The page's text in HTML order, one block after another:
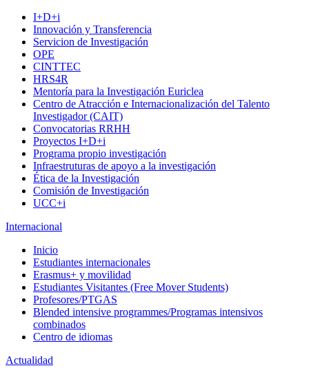
I+D+i
Innovación y Transferencia
Servicion de Investigación
OPE
CINTTEC
HRS4R
Mentoría para la Investigación Euriclea
Centro de Atracción e Internacionalización del Talento
Investigador (CAIT)
Convocatorias RRHH
Proyectos I+D+i
Programa propio investigación
Infraestruturas de apoyo a la investigación
Ética de la Investigación
Comisión de Investigación
UCC+i
Internacional
Inicio
Estudiantes internacionales
Erasmus+ y movilidad
Estudiantes Visitantes (Free Mover Students)
Profesores/PTGAS
Blended intensive programmes/Programas intensivos
combinados
Centro de idiomas
Actualidad